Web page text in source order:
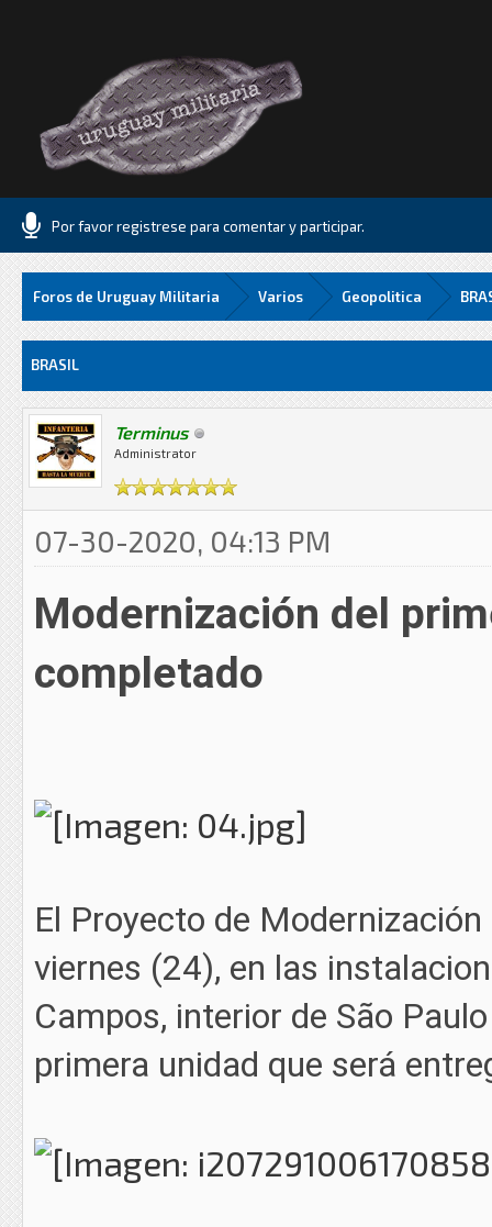
Por favor registrese para comentar y participar.
Foros de Uruguay Militaria Varios Geopolitica
BRASIL
Terminus
Administrator
07-30-2020, 04:13 PM
Modernización del
completado
El Proyecto de
viernes (24), en las
Campos, interior de São
primera unidad que será